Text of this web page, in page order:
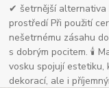
✔ šetrnější
prostředí Při použití
nešetrnému zásahu
s dobrým pocitem. 🕯
vosku spojují estetiku,
dekorací, ale i